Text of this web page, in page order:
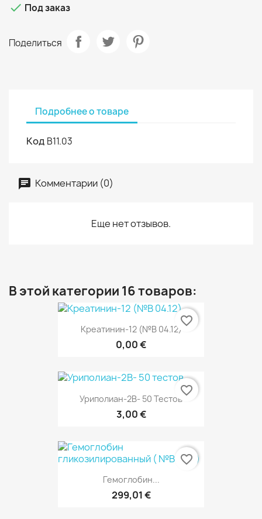
 Под заказ
Поделиться
Подробнее о товаре
Код В11.03
Комментарии (0)
Еще нет отзывов.
В этой категории 16 товаров:
Креатинин-12 (№В 04.12)
0,00 €
favorite_border
Уриполиан-2В- 50 Тестов
3,00 €
favorite_border
Гемоглобин...
299,01 €
favorite_border